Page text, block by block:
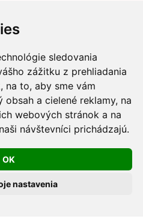
sledovania
zážitku z prehliadania
na to, aby sme vám
a cielené reklamy, na
webových stránok a na
návštevníci prichádzajú.
OK
nastavenia
-nastavenie cookies.
časti textu z akejkoľvek
umiestnením na iný web
Sokola, PhD., MPH, ako
na tvorbe obsahu
web.